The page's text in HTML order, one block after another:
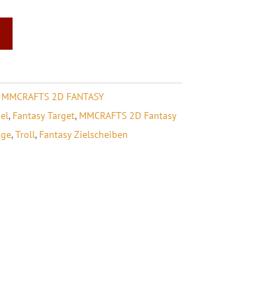
e
r
n
a
MMCRAFTS 2D FANTASY
, Fantasy Target, MMCRAFTS 2D Fantasy
,Troll, Fantasy Zielscheiben